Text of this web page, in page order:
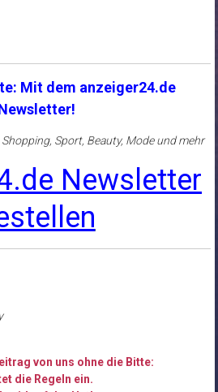
Mit dem anzeiger24.de
Sport, Beauty, Mode und mehr
Newsletter
von uns ohne die Bitte:
die Regeln ein.